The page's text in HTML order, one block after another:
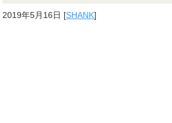
2019年5月16日 [SHANK]